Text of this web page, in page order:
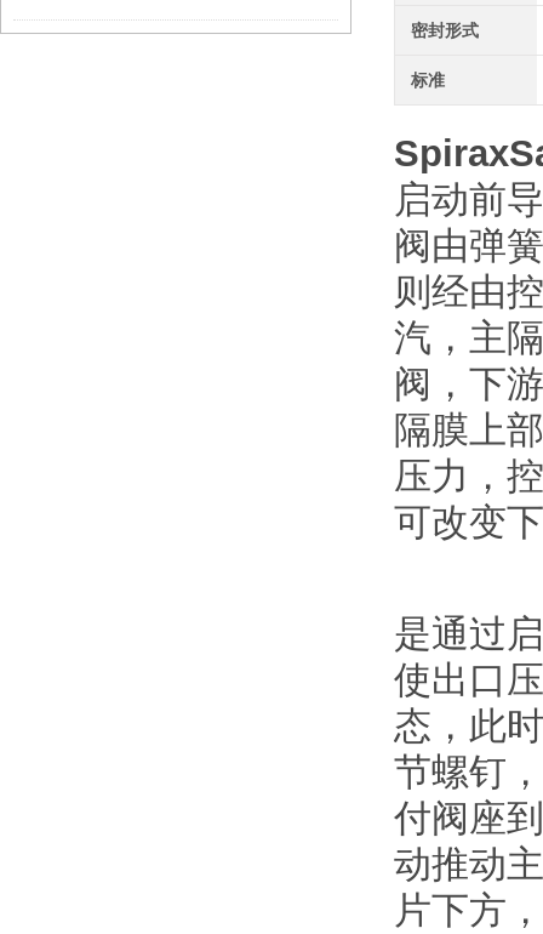
密封形式
标准
启动前
阀由弹
则经由
汽，主
阀，下
隔膜上
压力，
可改变
是通过
使出口
态，此
节螺钉
付阀座
动推动
片下方